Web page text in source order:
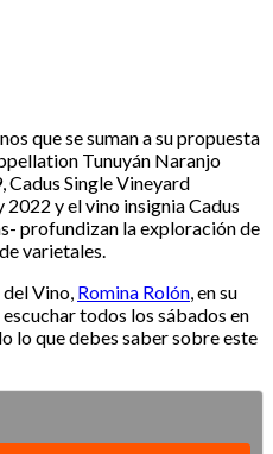
que se suman a su propuesta
Tunuyán Naranjo
Cadus Single Vineyard
y el vino insignia Cadus
profundizan la exploración de
varietales.
Vino, Romina Rolón, en su
escuchar todos los sábados en
lo que debes saber sobre este